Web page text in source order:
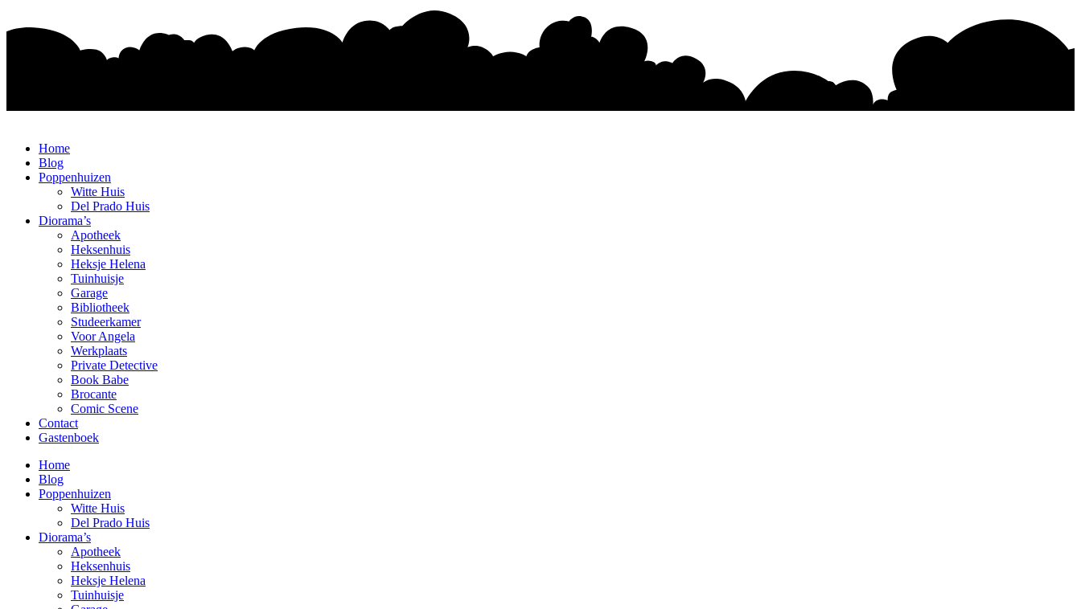
naar
Home
Blog
Poppenhuizen
Witte Huis
Del Prado Huis
Diorama’s
Apotheek
Heksenhuis
Heksje Helena
Tuinhuisje
Garage
Bibliotheek
Studeerkamer
Voor Angela
Werkplaats
Private Detective
Book Babe
Brocante
Comic Scene
Contact
Gastenboek
Home
Blog
Poppenhuizen
Witte Huis
Del Prado Huis
Diorama’s
Apotheek
Heksenhuis
Heksje Helena
Tuinhuisje